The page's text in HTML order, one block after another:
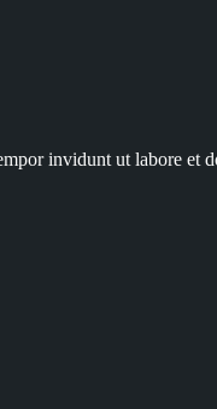
invidunt ut labore et